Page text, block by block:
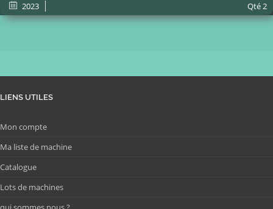
2023 Qté2
LIENS UTILES
Mon compte
Ma liste de machine
Catalogue
Lots de machines